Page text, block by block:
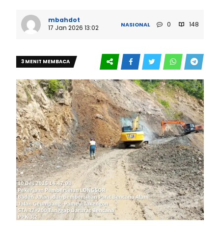
mbahdot
17 Jan 2026 13:02
NASIONAL 0 148
3 MENIT MEMBACA